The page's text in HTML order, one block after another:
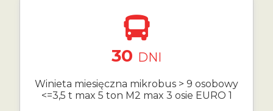
30 DNI
Winieta miesięczna mikrobus > 9 osobowy
<=3,5 t max 5 ton M2 max 3 osie EURO 1